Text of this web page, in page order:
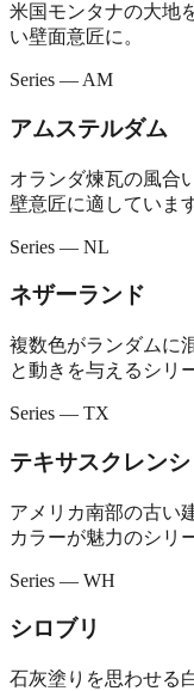
米国モンタナの大地
い壁面意匠に。
Series — AM
アムステルダム
オランダ煉瓦の風合
壁意匠に適していま
Series — NL
ネザーランド
複数色がランダムに
と動きを与えるシリ
Series — TX
テキサスクレン
アメリカ南部の古い
カラーが魅力のシリ
Series — WH
シロブリ
石灰塗りを思わせる